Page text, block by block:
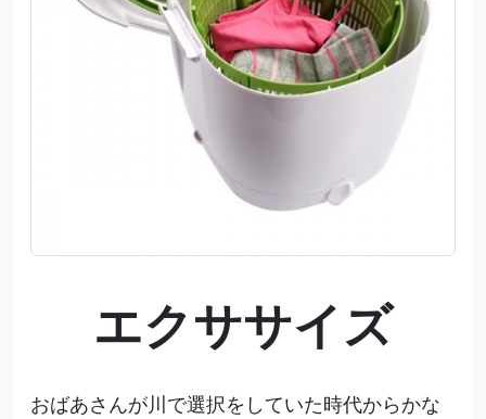
エクササイズ
おばあさんが川で選択をしていた時代からかな